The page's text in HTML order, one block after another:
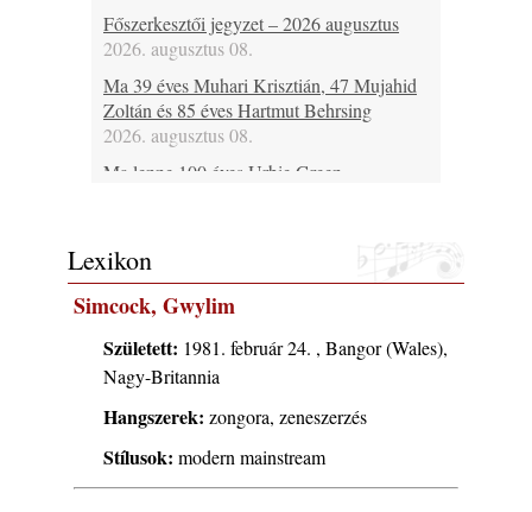
Főszerkesztői jegyzet – 2026 augusztus
2026. augusztus 08.
Ma 39 éves Muhari Krisztián, 47 Mujahid
Zoltán és 85 éves Hartmut Behrsing
2026. augusztus 08.
Ma lenne 100 éves Urbie Green
2026. augusztus 08.
Ez lesz idén a Balaton legkedvesebb
eseménye: augusztus közepén érkezik a
Malomvölgy Fesztivál!
2026. augusztus 08.
2026-os jazzfesztiválok, amelyekről én is
tudok… 19. rész: XXXI. Szoboszlói
Dixieland Napok (Hajdúszoboszló – 2026.
augusztus 21-22-23.)
Lexikon
Simcock, Gwylim
Született: 1981. február 24. , Bangor (Wales),
Nagy-Britannia
Hangszerek: zongora, zeneszerzés
Stílusok: modern mainstream